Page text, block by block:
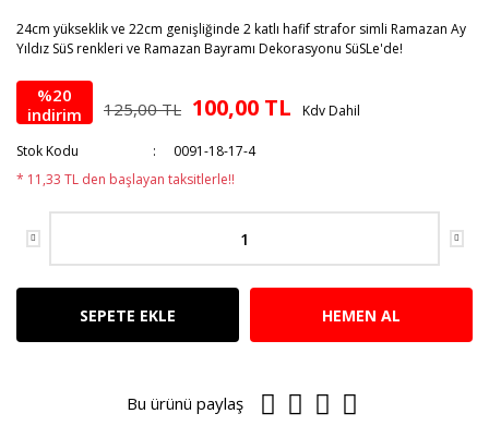
24cm yükseklik ve 22cm genişliğinde 2 katlı hafif strafor simli Ramazan Ay
Yıldız SüS renkleri ve Ramazan Bayramı Dekorasyonu SüSLe'de!
%20
indirim
125,00 TL 100,00 TL Kdv Dahil
Stok Kodu
0091-18-17-4
* 11,33 TL den başlayan taksitlerle!!
SEPETE EKLE HEMEN AL
Bu ürünü paylaş